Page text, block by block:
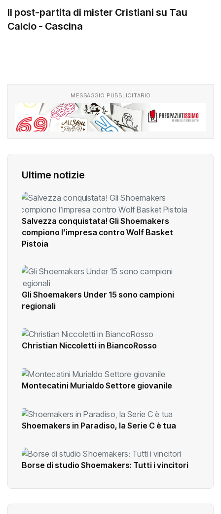
Il post-partita di mister Cristiani su Tau
Calcio - Cascina
MESSAGGIO PUBBLICITARIO
Ultime notizie
Salvezza conquistata! Gli Shoemakers
compiono l’impresa contro Wolf Basket
Pistoia
Gli Shoemakers Under 15 sono campioni
regionali
Christian Niccoletti in BiancoRosso
Montecatini Murialdo Settore giovanile
Shoemakers in Paradiso, la Serie C è tua
Borse di studio Shoemakers: Tutti i vincitori